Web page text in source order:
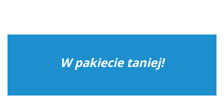
W pakiecie taniej!